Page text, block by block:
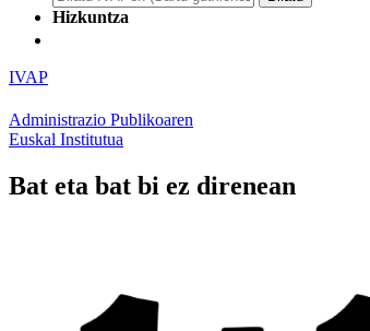
Hizkuntza
IVAP
Administrazio Publikoaren
Euskal Institutua
Bat eta bat bi ez direnean